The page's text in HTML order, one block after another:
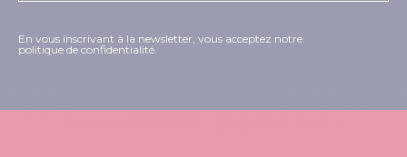
En vous inscrivant à la newsletter, vous acceptez notre
politique de confidentialité.